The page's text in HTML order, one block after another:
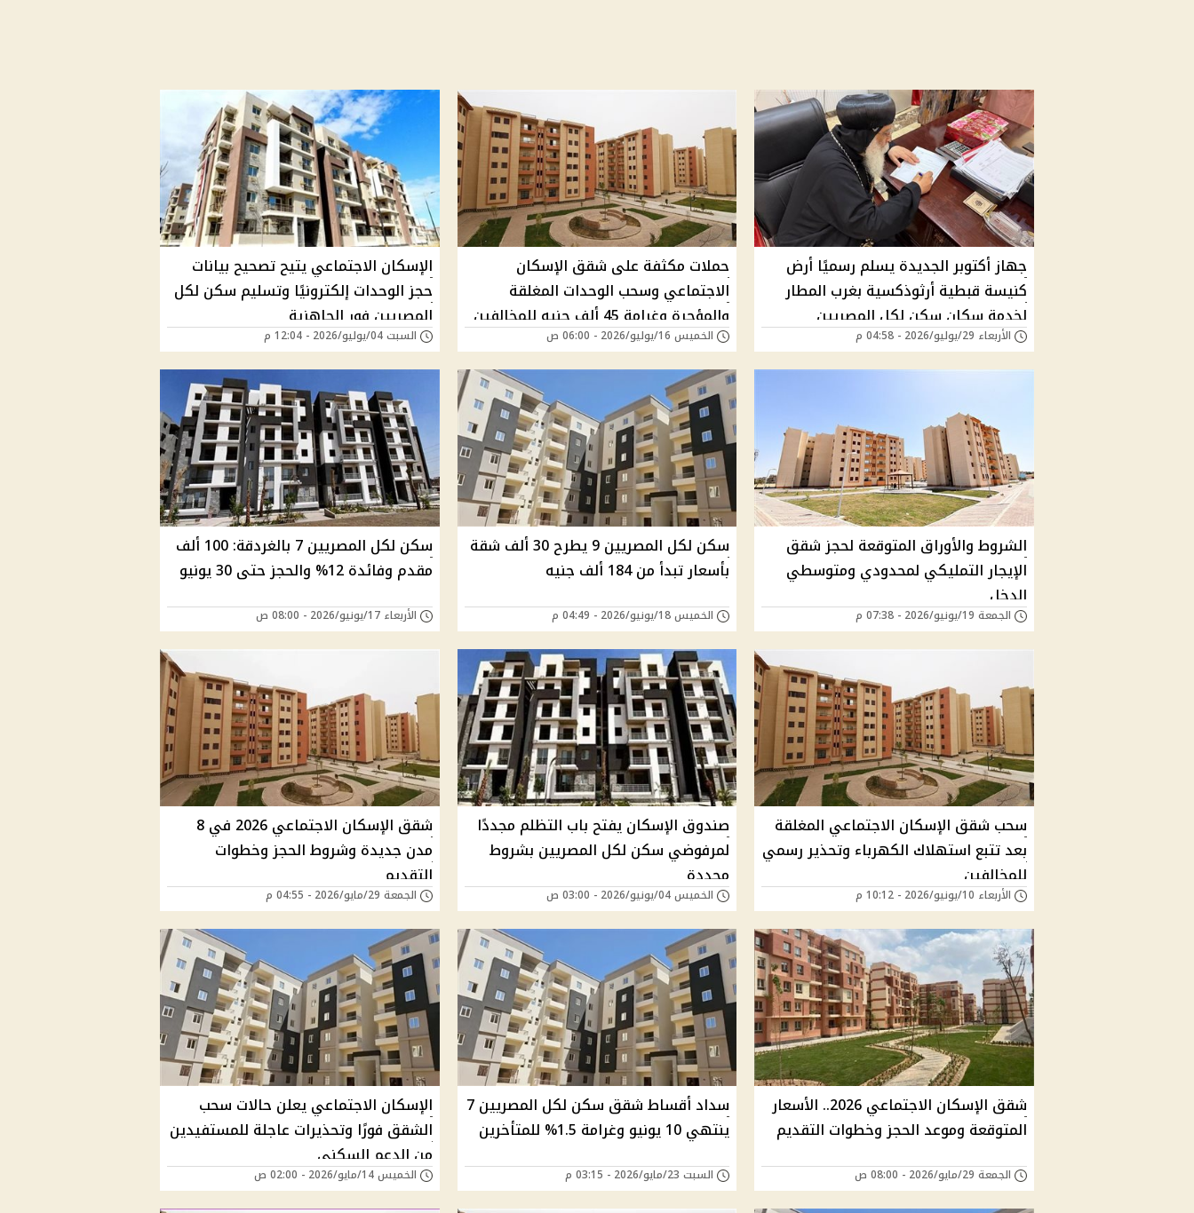
جهاز أكتوبر الجديدة يسلم رسميًا أرض
كنيسة قبطية أرثوذكسية بغرب المطار
لخدمة سكان سكن لكل المصريين
الأربعاء 29/يوليو/2026 - 04:58 م
حملات مكثفة على شقق الإسكان
الاجتماعي وسحب الوحدات المغلقة
والمؤجرة وغرامة 45 ألف جنيه للمخالفين
الخميس 16/يوليو/2026 - 06:00 ص
الإسكان الاجتماعي يتيح تصحيح بيانات
حجز الوحدات إلكترونيًا وتسليم سكن لكل
المصريين فور الجاهزية
السبت 04/يوليو/2026 - 12:04 م
الشروط والأوراق المتوقعة لحجز شقق
الإيجار التمليكي لمحدودي ومتوسطي
الدخل
الجمعة 19/يونيو/2026 - 07:38 م
سكن لكل المصريين 9 يطرح 30 ألف شقة
بأسعار تبدأ من 184 ألف جنيه
الخميس 18/يونيو/2026 - 04:49 م
سكن لكل المصريين 7 بالغردقة: 100 ألف
مقدم وفائدة 12% والحجز حتى 30 يونيو
الأربعاء 17/يونيو/2026 - 08:00 ص
سحب شقق الإسكان الاجتماعي المغلقة
بعد تتبع استهلاك الكهرباء وتحذير رسمي
للمخالفين
الأربعاء 10/يونيو/2026 - 10:12 م
صندوق الإسكان يفتح باب التظلم مجددًا
لمرفوضي سكن لكل المصريين بشروط
محددة
الخميس 04/يونيو/2026 - 03:00 ص
شقق الإسكان الاجتماعي 2026 في 8
مدن جديدة وشروط الحجز وخطوات
التقديم
الجمعة 29/مايو/2026 - 04:55 م
شقق الإسكان الاجتماعي 2026.. الأسعار
المتوقعة وموعد الحجز وخطوات التقديم
الجمعة 29/مايو/2026 - 08:00 ص
سداد أقساط شقق سكن لكل المصريين 7
ينتهي 10 يونيو وغرامة 1.5% للمتأخرين
السبت 23/مايو/2026 - 03:15 م
الإسكان الاجتماعي يعلن حالات سحب
الشقق فورًا وتحذيرات عاجلة للمستفيدين
من الدعم السكني
الخميس 14/مايو/2026 - 02:00 ص